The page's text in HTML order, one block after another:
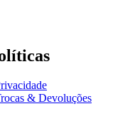
& Devoluções